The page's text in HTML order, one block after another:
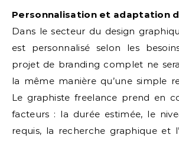
Personnalisation et adaptation
Dans le secteur du design
est personnalisé selon les
projet de branding complet ne
la même manière qu’une simple
Le graphiste freelance prend en
facteurs : la durée estimée, le
requis, la recherche graphique et